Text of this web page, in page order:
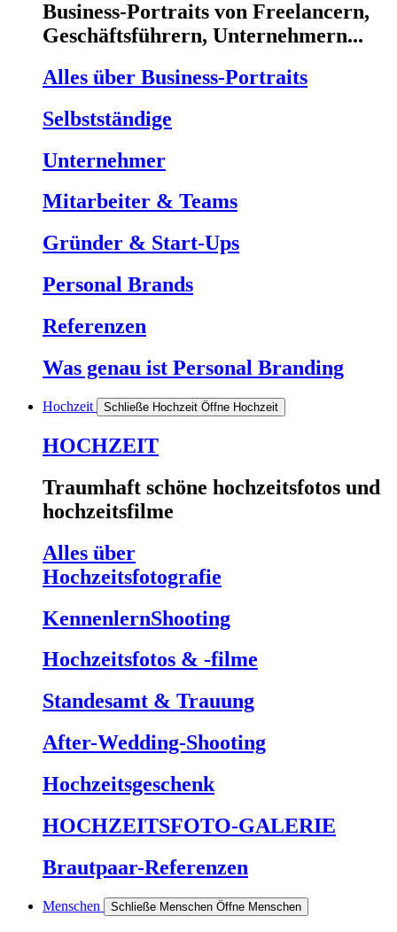
Business-Portraits von Freelancern,
Geschäftsführern, Unternehmern...
Alles über Business-Portraits
Selbstständige
Unternehmer
Mitarbeiter & Teams
Gründer & Start-Ups
Personal Brands
Referenzen
Was genau ist Personal Branding
Hochzeit Schließe Hochzeit Öffne Hochzeit
HOCHZEIT
Traumhaft schöne hochzeitsfotos und
hochzeitsfilme
Alles über
Hochzeitsfotografie
KennenlernShooting
Hochzeitsfotos & -filme
Standesamt & Trauung
After-Wedding-Shooting
Hochzeitsgeschenk
HOCHZEITSFOTO-GALERIE
Brautpaar-Referenzen
Menschen Schließe Menschen Öffne Menschen